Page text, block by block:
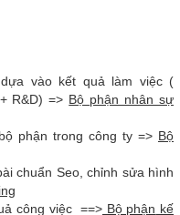
vào kết quả làm việc (
R&D) => Bộ phận nhân sự
phận trong công ty => Bộ
chuẩn Seo, chỉnh sửa hình
công việc ==> Bộ phận kế